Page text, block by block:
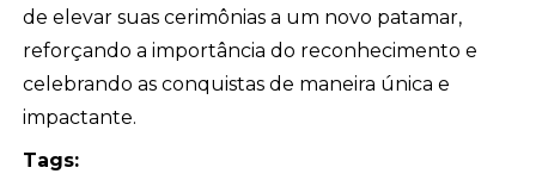
de elevar suas cerimônias a um novo patamar,
reforçando a importância do reconhecimento e
celebrando as conquistas de maneira única e
impactante.
Tags: